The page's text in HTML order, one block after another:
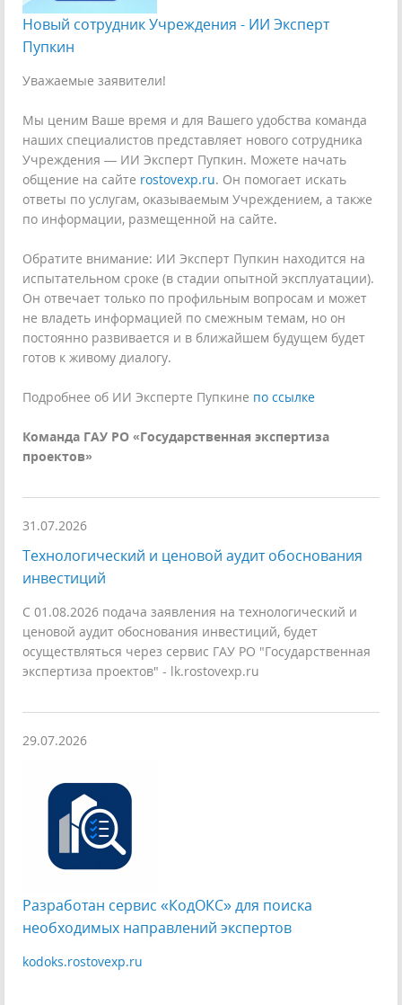
Новый сотрудник Учреждения - ИИ Эксперт
Пупкин
Уважаемые заявители!
Мы ценим Ваше время и для Вашего удобства команда
наших специалистов представляет нового сотрудника
Учреждения — ИИ Эксперт Пупкин. Можете начать
общение на сайте rostovexp.ru. Он помогает искать
ответы по услугам, оказываемым Учреждением, а также
по информации, размещенной на сайте.
Обратите внимание: ИИ Эксперт Пупкин находится на
испытательном сроке (в стадии опытной эксплуатации).
Он отвечает только по профильным вопросам и может
не владеть информацией по смежным темам, но он
постоянно развивается и в ближайшем будущем будет
готов к живому диалогу.
Подробнее об ИИ Эксперте Пупкине по ссылке
Команда ГАУ РО «Государственная экспертиза
проектов»
31.07.2026
Технологический и ценовой аудит обоснования
инвестиций
С 01.08.2026 подача заявления на технологический и
ценовой аудит обоснования инвестиций, будет
осуществляться через сервис ГАУ РО "Государственная
экспертиза проектов" - lk.rostovexp.ru
29.07.2026
Разработан сервис «КодОКС» для поиска
необходимых направлений экспертов
kodoks.rostovexp.ru